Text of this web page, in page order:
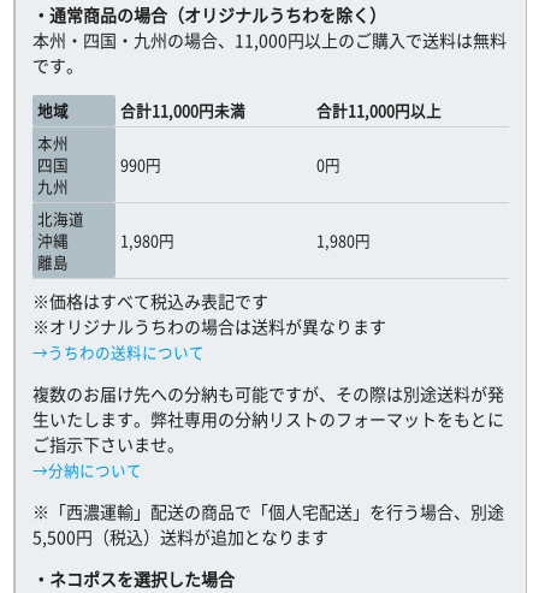
・通常商品の場合（オリジナルうちわを除く）
本州・四国・九州の場合、11,000円以上のご購入で送料は無料
です。
地域 合計11,000円未満
合計11,000円以上
本州
四国
九州
990円 0円
北海道
沖縄
離島
1,980円 1,980円
※価格はすべて税込み表記です
※オリジナルうちわの場合は送料が異なります
→うちわの送料について
複数のお届け先への分納も可能ですが、その際は別途送料が発
生いたします。弊社専用の分納リストのフォーマットをもとに
ご指示下さいませ。
→分納について
※「西濃運輸」配送の商品で「個人宅配送」を行う場合、別途
5,500円（税込）送料が追加となります
・ネコポスを選択した場合